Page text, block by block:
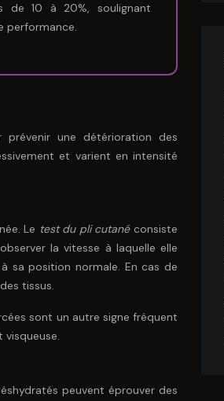
de 10 à 20%, soulignant
performance.
prévenir une détérioration des
et varient en intensité
Le test du pli cutanéconsiste
la vitesse à laquelle elle
sa position normale. En cas de
tissus.
sont un autre signe fréquent
peuvent éprouver des